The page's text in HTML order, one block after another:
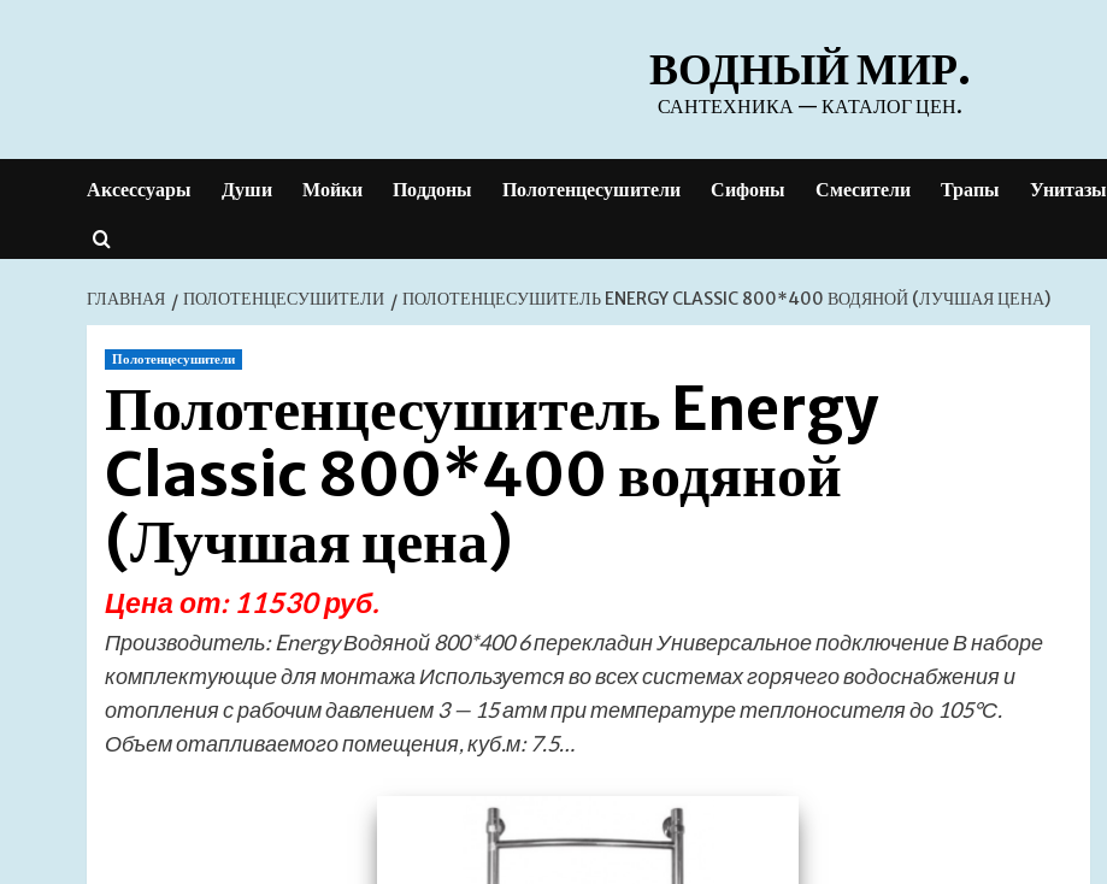
ВОДНЫЙ МИР.
САНТЕХНИКА — КАТАЛОГ ЦЕН.
Аксессуары Души Мойки Поддоны Полотенцесушители Сифоны Смесители Трапы Унитазы
ГЛАВНАЯ ПОЛОТЕНЦЕСУШИТЕЛИ ПОЛОТЕНЦЕСУШИТЕЛЬ ENERGY CLASSIC 800*400 ВОДЯНОЙ (ЛУЧШАЯ ЦЕНА)
Полотенцесушители
Полотенцесушитель Energy
Classic 800*400 водяной
(Лучшая цена)
Цена от: 11530 руб.
Производитель: Energy Водяной 800*400 6 перекладин Универсальное подключение В наборе
комплектующие для монтажа Используется во всех системах горячего водоснабжения и
отопления с рабочим давлением 3 — 15 атм при температуре теплоносителя до 105°С.
Объем отапливаемого помещения, куб.м: 7.5…